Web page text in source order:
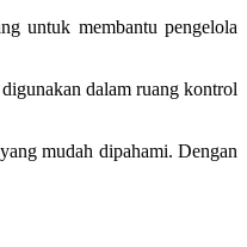
untuk membantu pengelola
dalam ruang kontrol
mudah dipahami. Dengan